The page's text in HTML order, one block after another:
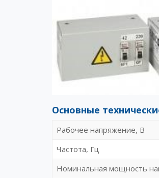
Основные
Рабочее напряжение, В
Частота, Гц
Номинальная мощность